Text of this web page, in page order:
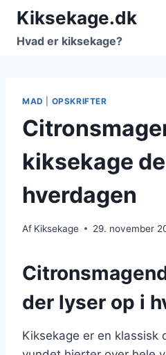
Fortsæt
indhold
Kiksekage.dk
Hvad er kiksekage?
MAD OPSKRIFTER
kiksekage
hverdagen
Af Kiksekage 29. november
der lyser op i
Kiksekage er en klassisk